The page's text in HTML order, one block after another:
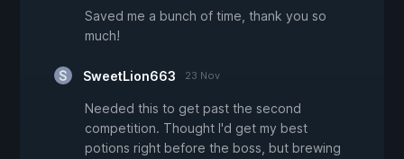
Saved me a bunch of time, thank you so
much!
SweetLion663 23 Nov
Needed this to get past the second
competition. Thought I'd get my best
potions right before the boss, but brewing